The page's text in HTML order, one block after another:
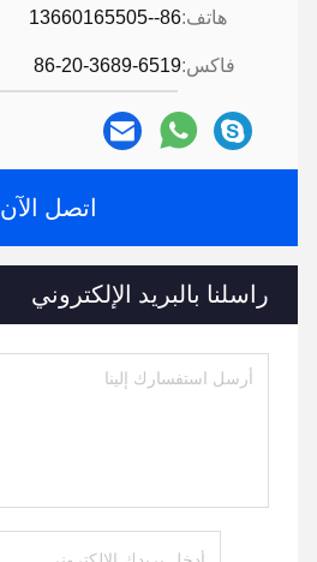
هاتف:86--13660165505
فاكس:86-20-3689-6519
اتصل الآن
راسلنا بالبريد الإلكتروني